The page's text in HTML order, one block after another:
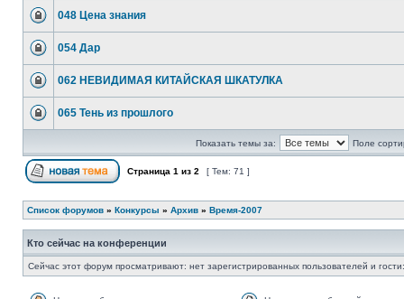
048 Цена знания
054 Дар
062 НЕВИДИМАЯ КИТАЙСКАЯ ШКАТУЛКА
065 Тень из прошлого
Показать темы за: Поле
Страница 1 из 2 [ Тем: 71 ]
Список форумов » Конкурсы » Архив » Время-2007
Кто сейчас на конференции
Сейчас этот форум просматривают: нет зарегистрированных пользователей и